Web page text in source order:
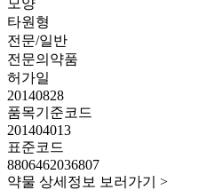
모양
타원형
전문/일반
전문의약품
허가일
20140828
품목기준코드
201404013
표준코드
8806462036807
약물 상세정보 보러가기 >